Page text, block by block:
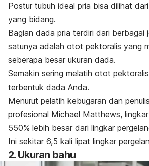
Postur tubuh ideal pria bisa dilihat
yang bidang.
Bagian dada pria terdiri dari berbagai
satunya adalah otot pektoralis yang
seberapa besar ukuran dada.
Semakin sering melatih otot
terbentuk dada Anda.
Menurut pelatih kebugaran dan
profesional Michael Matthews, l
550% lebih besar dari lingkar
Ini sekitar 6,5 kali lipat lingkar
2. Ukuran bahu